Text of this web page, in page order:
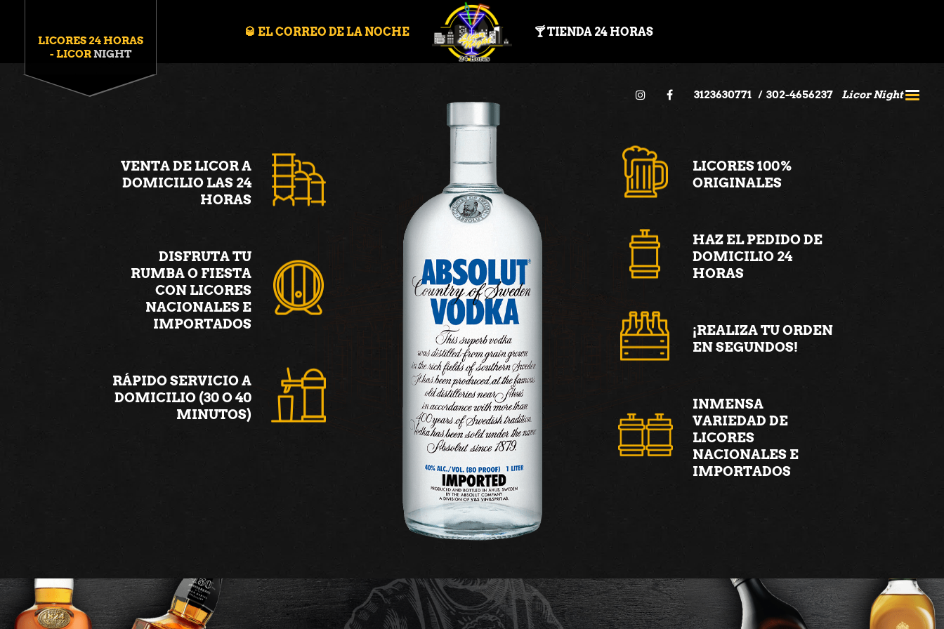
LICORES 24 HORAS
- LICORNIGHT
🥃 EL CORREO DE LA NOCHE 🍸 TIENDA 24 HORAS
3123630771 / 302-4656237 Licor Night
VENTA DE LICOR A
DOMICILIO LAS 24
HORAS
DISFRUTA TU
RUMBA O FIESTA
CON LICORES
NACIONALES E
IMPORTADOS
RÁPIDO SERVICIO A
DOMICILIO (30 O 40
MINUTOS)
LICORES 100%
ORIGINALES
HAZ EL PEDIDO DE
DOMICILIO 24
HORAS
¡REALIZA TU ORDEN
EN SEGUNDOS!
INMENSA
VARIEDAD DE
LICORES
NACIONALES E
IMPORTADOS